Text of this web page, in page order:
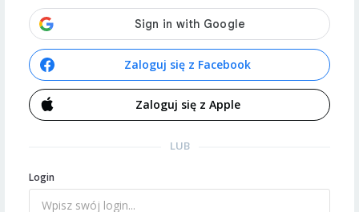
Zaloguj się z Facebook
Zaloguj się z Apple
LUB
Login